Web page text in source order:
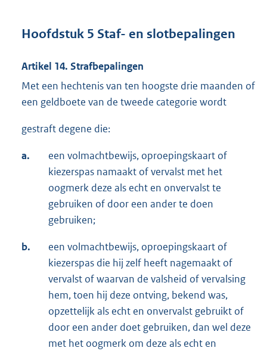
Hoofdstuk 5 Staf- en slotbepalingen
Artikel 14. Strafbepalingen
Met een hechtenis van ten hoogste drie maanden of
een geldboete van de tweede categorie wordt
gestraft degene die:
a.
een volmachtbewijs, oproepingskaart of
kiezerspas namaakt of vervalst met het
oogmerk deze als echt en onvervalst te
gebruiken of door een ander te doen
gebruiken;
b.
een volmachtbewijs, oproepingskaart of
kiezerspas die hij zelf heeft nagemaakt of
vervalst of waarvan de valsheid of vervalsing
hem, toen hij deze ontving, bekend was,
opzettelijk als echt en onvervalst gebruikt of
door een ander doet gebruiken, dan wel deze
met het oogmerk om deze als echt en